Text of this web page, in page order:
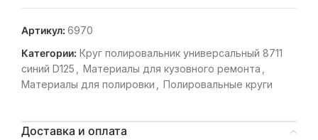
Артикул: 6970
Категории: Круг полировальник универсальный 8711
синий D125
Материалы для кузовного ремонта
Материалы для полировки
Полировальные круги
Доставка и оплата